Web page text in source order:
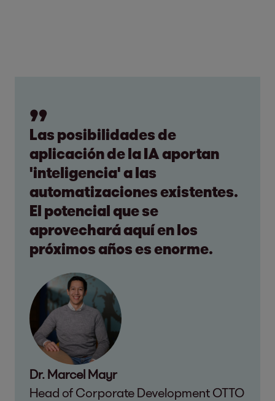
Las posibilidades de
aplicación de la IA aportan
'inteligencia' a las
automatizaciones existentes.
El potencial que se
aprovechará aquí en los
próximos años es enorme.
Dr. Marcel Mayr
Head of Corporate Development OTTO